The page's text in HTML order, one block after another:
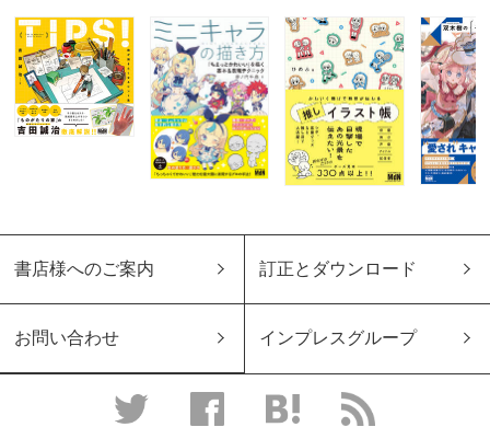
書店様へのご案内 訂正とダウンロード
お問い合わせ インプレスグループ